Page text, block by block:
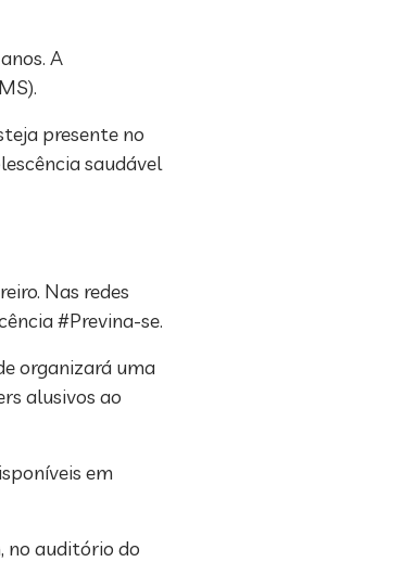
A
presente no
saudável
Nas redes
#Previna-se.
organizará uma
alusivos ao
em
no auditório do